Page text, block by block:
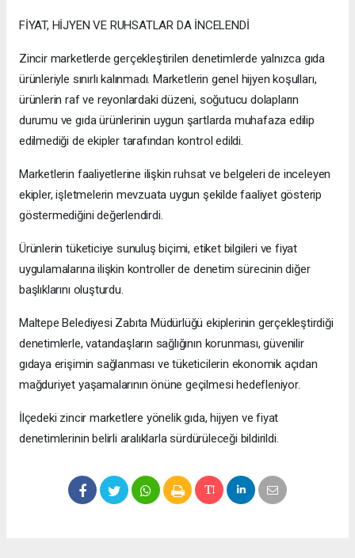
FİYAT, HİJYEN VE RUHSATLAR DA İNCELENDİ
Zincir marketlerde gerçekleştirilen denetimlerde yalnızca gıda
ürünleriyle sınırlı kalınmadı. Marketlerin genel hijyen koşulları,
ürünlerin raf ve reyonlardaki düzeni, soğutucu dolapların
durumu ve gıda ürünlerinin uygun şartlarda muhafaza edilip
edilmediği de ekipler tarafından kontrol edildi.
Marketlerin faaliyetlerine ilişkin ruhsat ve belgeleri de inceleyen
ekipler, işletmelerin mevzuata uygun şekilde faaliyet gösterip
göstermediğini değerlendirdi.
Ürünlerin tüketiciye sunuluş biçimi, etiket bilgileri ve fiyat
uygulamalarına ilişkin kontroller de denetim sürecinin diğer
başlıklarını oluşturdu.
Maltepe Belediyesi Zabıta Müdürlüğü ekiplerinin gerçekleştirdiği
denetimlerle, vatandaşların sağlığının korunması, güvenilir
gıdaya erişimin sağlanması ve tüketicilerin ekonomik açıdan
mağduriyet yaşamalarının önüne geçilmesi hedefleniyor.
İlçedeki zincir marketlere yönelik gıda, hijyen ve fiyat
denetimlerinin belirli aralıklarla sürdürüleceği bildirildi.